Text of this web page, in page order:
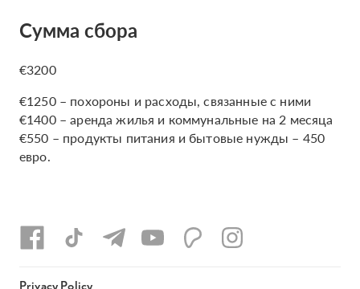
Сумма сбора
€3200
€1250 – похороны и расходы, связанные с ними
€1400 – аренда жилья и коммунальные на 2 месяца
€550 – продукты питания и бытовые нужды – 450
евро.